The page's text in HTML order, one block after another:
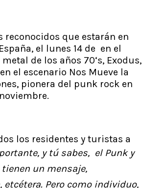
reconocidos que estarán en
el lunes 14 de en el
de los años 70‘s, Exodus,
el escenario Nos Mueve la
pionera del punk rock en
los residentes y turistas a
y tú sabes, el Punk y
un mensaje,
Pero como individuo,